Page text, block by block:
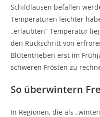
Schildläusen befallen
Temperaturen leichter
„erlaubten“ Temperatur
den Rückschritt von
Blütentrieben erst im
schweren Frösten zu
So überwintern
In Regionen, die als